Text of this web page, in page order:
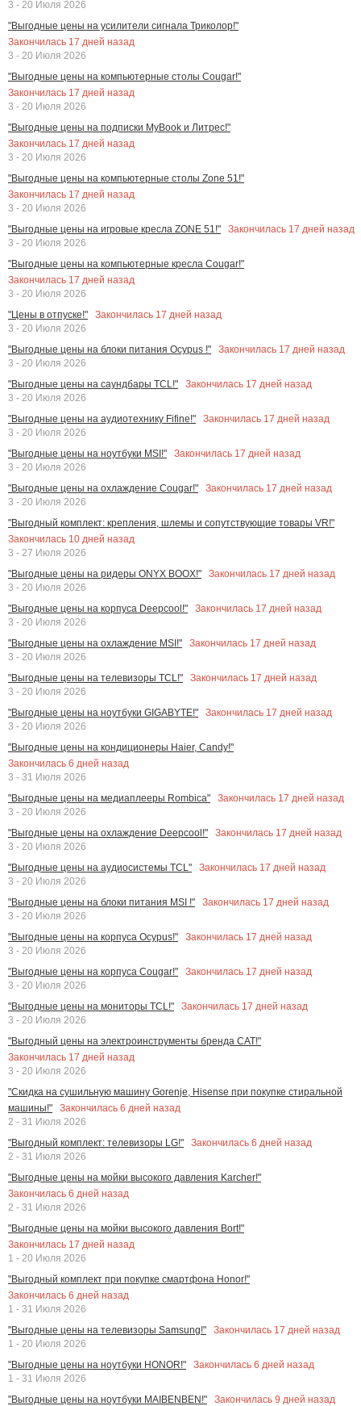
3 - 20 Июля 2026
"Выгодные цены на усилители сигнала Триколор!"
Закончилась 17 дней назад
3 - 20 Июля 2026
"Выгодные цены на компьютерные столы Cougar!"
Закончилась 17 дней назад
3 - 20 Июля 2026
"Выгодные цены на подписки MyBook и Литрес!"
Закончилась 17 дней назад
3 - 20 Июля 2026
"Выгодные цены на компьютерные столы Zone 51!"
Закончилась 17 дней назад
3 - 20 Июля 2026
"Выгодные цены на игровые кресла ZONE 51!"
Закончилась 17 дней назад
3 - 20 Июля 2026
"Выгодные цены на компьютерные кресла Cougar!"
Закончилась 17 дней назад
3 - 20 Июля 2026
"Цены в отпуске!"
Закончилась 17 дней назад
3 - 20 Июля 2026
"Выгодные цены на блоки питания Ocypus !"
Закончилась 17 дней назад
3 - 20 Июля 2026
"Выгодные цены на саундбары TCL!"
Закончилась 17 дней назад
3 - 20 Июля 2026
"Выгодные цены на аудиотехнику Fifine!"
Закончилась 17 дней назад
3 - 20 Июля 2026
"Выгодные цены на ноутбуки MSI!"
Закончилась 17 дней назад
3 - 20 Июля 2026
"Выгодные цены на охлаждение Cougar!"
Закончилась 17 дней назад
3 - 20 Июля 2026
"Выгодный комплект: крепления, шлемы и сопутствующие товары VR!"
Закончилась 10 дней назад
3 - 27 Июля 2026
"Выгодные цены на ридеры ONYX BOOX!"
Закончилась 17 дней назад
3 - 20 Июля 2026
"Выгодные цены на корпуса Deepcool!"
Закончилась 17 дней назад
3 - 20 Июля 2026
"Выгодные цены на охлаждение MSI!"
Закончилась 17 дней назад
3 - 20 Июля 2026
"Выгодные цены на телевизоры TCL!"
Закончилась 17 дней назад
3 - 20 Июля 2026
"Выгодные цены на ноутбуки GIGABYTE!"
Закончилась 17 дней назад
3 - 20 Июля 2026
"Выгодные цены на кондиционеры Haier, Candy!"
Закончилась 6 дней назад
3 - 31 Июля 2026
"Выгодные цены на медиаплееры Rombica"
Закончилась 17 дней назад
3 - 20 Июля 2026
"Выгодные цены на охлаждение Deepcool!"
Закончилась 17 дней назад
3 - 20 Июля 2026
"Выгодные цены на аудиосистемы TCL"
Закончилась 17 дней назад
3 - 20 Июля 2026
"Выгодные цены на блоки питания MSI !"
Закончилась 17 дней назад
3 - 20 Июля 2026
"Выгодные цены на корпуса Ocypus!"
Закончилась 17 дней назад
3 - 20 Июля 2026
"Выгодные цены на корпуса Cougar!"
Закончилась 17 дней назад
3 - 20 Июля 2026
"Выгодные цены на мониторы TCL!"
Закончилась 17 дней назад
3 - 20 Июля 2026
"Выгодный цены на электроинструменты бренда CAT!"
Закончилась 17 дней назад
3 - 20 Июля 2026
"Скидка на сушильную машину Gorenje, Hisense при покупке стиральной
машины!"
Закончилась 6 дней назад
2 - 31 Июля 2026
"Выгодный комплект: телевизоры LG!"
Закончилась 6 дней назад
2 - 31 Июля 2026
"Выгодные цены на мойки высокого давления Karcher!"
Закончилась 6 дней назад
2 - 31 Июля 2026
"Выгодные цены на мойки высокого давления Bort!"
Закончилась 17 дней назад
1 - 20 Июля 2026
"Выгодный комплект при покупке смартфона Honor!"
Закончилась 6 дней назад
1 - 31 Июля 2026
"Выгодные цены на телевизоры Samsung!"
Закончилась 17 дней назад
1 - 20 Июля 2026
"Выгодные цены на ноутбуки HONOR!"
Закончилась 6 дней назад
1 - 31 Июля 2026
"Выгодные цены на ноутбуки MAIBENBEN!"
Закончилась 9 дней назад